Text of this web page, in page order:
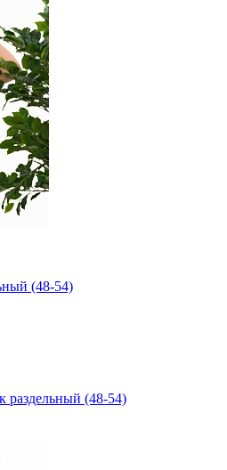
(48-54)
раздельный (48-54)